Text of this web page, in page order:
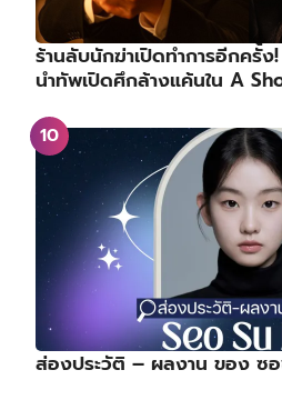
ร้านลับนักฆ่าเปิดทำการอีกครั้
นำทัพเปิดศึกล้างแค้นใน A
ส่องประวัติ – ผลงาน ของ ซ